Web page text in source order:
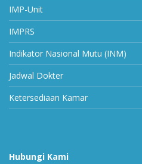
IMP-Unit
IMPRS
Indikator Nasional Mutu (INM)
Jadwal Dokter
Ketersediaan Kamar
Hubungi Kami